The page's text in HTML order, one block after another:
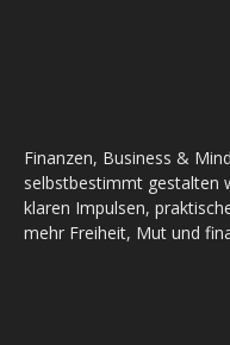
Finanzen, Business &
selbstbestimmt gestalten
klaren Impulsen,
mehr Freiheit, Mut und